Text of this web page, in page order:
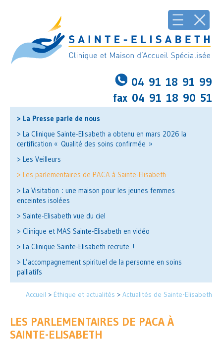
04 91 18 91 99
fax 04 91 18 90 51
> La Presse parle de nous
> La Clinique Sainte-Elisabeth a obtenu en mars 2026 la
certification « Qualité des soins confirmée »
> Les Veilleurs
> Les parlementaires de PACA à Sainte-Elisabeth
> La Visitation : une maison pour les jeunes femmes
enceintes isolées
> Sainte-Elisabeth vue du ciel
> Clinique et MAS Sainte-Elisabeth en vidéo
> La Clinique Sainte-Elisabeth recrute !
> L’accompagnement spirituel de la personne en soins
palliatifs
Accueil > Éthique et actualités > Actualités de Sainte-Elisabeth
LES PARLEMENTAIRES DE PACA À
SAINTE-ELISABETH